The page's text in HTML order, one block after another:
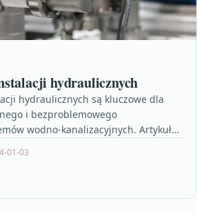
hydraulicznych
hydraulicznych są kluczowe dla
i bezproblemowego
wodno-kanalizacyjnych. Artykuł
użytkowników oraz…
01-03